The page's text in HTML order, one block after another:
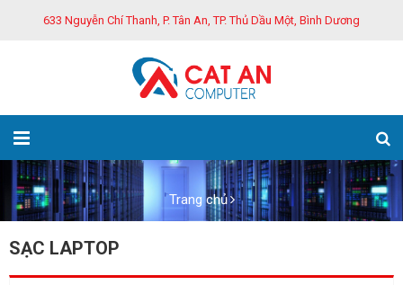
633 Nguyễn Chí Thanh, P. Tân An, TP. Thủ Dầu Một, Bình Dương
Trang chủ
SẠC LAPTOP